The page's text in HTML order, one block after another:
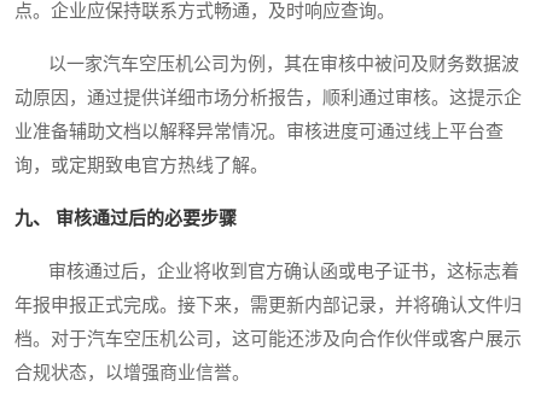
点。企业应保持联系方式畅通，及时响应查询。
以一家汽车空压机公司为例，其在审核中被问及财务数据波
动原因，通过提供详细市场分析报告，顺利通过审核。这提示企
业准备辅助文档以解释异常情况。审核进度可通过线上平台查
询，或定期致电官方热线了解。
九、 审核通过后的必要步骤
审核通过后，企业将收到官方确认函或电子证书，这标志着
年报申报正式完成。接下来，需更新内部记录，并将确认文件归
档。对于汽车空压机公司，这可能还涉及向合作伙伴或客户展示
合规状态，以增强商业信誉。